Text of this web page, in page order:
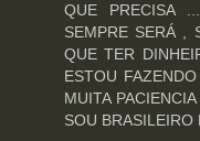
QUE PRECISA
SEMPRE SERÁ ,
QUE TER
ESTOU
MUITA
SOU BRASILEIRO